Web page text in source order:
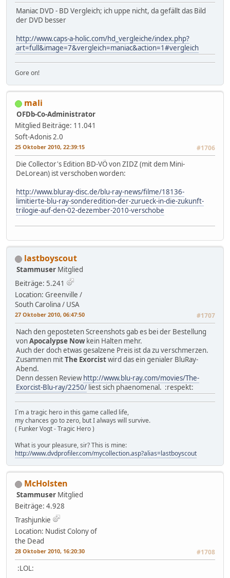
Maniac DVD - BD Vergleich; ich uppe nicht, da gefällt das Bild
der DVD besser
http://www.caps-a-holic.com/hd_vergleiche/index.php?
art=full&image=7&vergleich=maniac&action=1#vergleich
Gore on!
mali
OFDb-Co-Administrator
Mitglied Beiträge: 11.041
Soft-Adonis 2.0
25 Oktober 2010, 22:39:15 #1706
Die Collector's Edition BD-VÖ von ZIDZ (mit dem Mini-
DeLorean) ist verschoben worden:
http://www.bluray-disc.de/blu-ray-news/filme/18136-
limitierte-blu-ray-sonderedition-der-zurueck-in-die-zukunft-
trilogie-auf-den-02-dezember-2010-verschobe
lastboyscout
Stammuser Mitglied
Beiträge: 5.241
Location: Greenville /
South Carolina / USA
27 Oktober 2010, 06:47:50 #1707
Nach den geposteten Screenshots gab es bei der Bestellung
vonApocalypse Nowkein Halten mehr.
Auch der doch etwas gesalzene Preis ist da zu verschmerzen.
Zusammen mitThe Exorcistwird das ein genialer BluRay-
Abend.
Denn dessen Review http://www.blu-ray.com/movies/The-
Exorcist-Blu-ray/2250/ liest sich phaenomenal. :respekt:
I`m a tragic hero in this game called life,
my chances go to zero, but I always will survive.
( Funker Vogt - Tragic Hero )
What is your pleasure, sir? This is mine:
http://www.dvdprofiler.com/mycollection.asp?alias=lastboyscout
McHolsten
Stammuser Mitglied
Beiträge: 4.928
Trashjunkie
Location: Nudist Colony of
the Dead
28 Oktober 2010, 16:20:30 #1708
:LOL: